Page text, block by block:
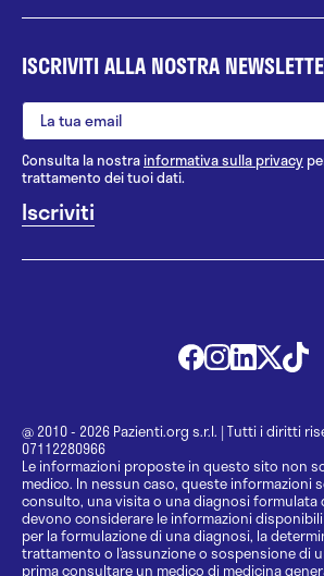
ISCRIVITI ALLA NOSTRA
Consulta la nostrainformativa sulla privacy
trattamento dei tuoi dati.
@ 2010 - 2026 Pazienti.org s.r.l. | Tutti i diritti
07112280966
Le informazioni proposte in questo sito non
medico. In nessun caso, queste informazioni
consulto, una visita o una diagnosi formulata
devono considerare le informazioni
per la formulazione di una diagnosi, la
trattamento o l’assunzione o sospensione di
prima consultare un medico di medicina